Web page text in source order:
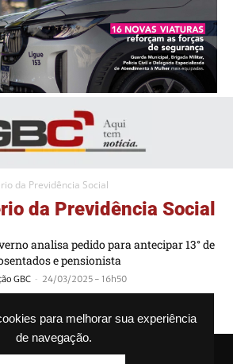
para melhorar sua experiência
de navegação.
da Previdência Social
da Previdência Social
analisa pedido para antecipar 13° de
e pensionista
GBC - 24/03/2025 - 16h50
notícia. Todos os direitos reservados.